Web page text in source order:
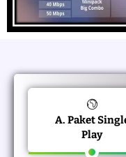
A. Paket
Play